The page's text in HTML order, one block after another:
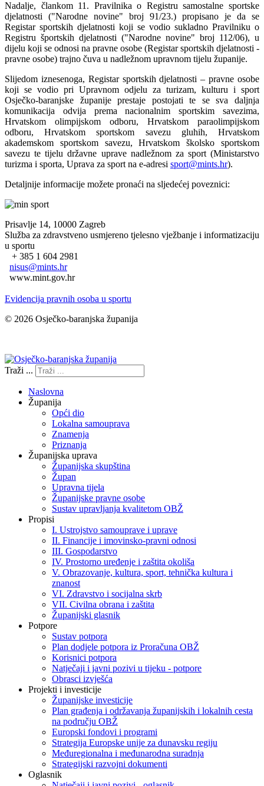
Nadalje, člankom 11. Pravilnika o Registru samostalne sportske
djelatnosti ("Narodne novine" broj 91/23.) propisano je da se
Registar sportskih djelatnosti koji se vodio sukladno Pravilniku o
Registru športskih djelatnosti ("Narodne novine" broj 112/06), u
dijelu koji se odnosi na pravne osobe (Registar sportskih djelatnosti -
pravne osobe) trajno čuva u nadležnom upravnom tijelu županije.
Slijedom iznesenoga, Registar sportskih djelatnosti – pravne osobe
koji se vodio pri Upravnom odjelu za turizam, kulturu i sport
Osječko-baranjske županije prestaje postojati te se sva daljnja
komunikacija odvija prema nacionalnim sportskim savezima,
Hrvatskom olimpijskom odboru, Hrvatskom paraolimpijskom
odboru, Hrvatskom sportskom savezu gluhih, Hrvatskom
akademskom sportskom savezu, Hrvatskom školsko sportskom
savezu te tijelu državne uprave nadležnom za sport (Ministarstvo
turizma i sporta, Uprava za sport na e-adresi sport@mints.hr).
Detaljnije informacije možete pronaći na sljedećej poveznici:
Prisavlje 14, 10000 Zagreb
Služba za zdravstveno usmjereno tjelesno vježbanje i informatizaciju
u sportu
+ 385 1 604 2981
nisus@mints.hr
www.mint.gov.hr
Evidencija pravnih osoba u sportu
© 2026 Osječko-baranjska županija
Traži ...
Naslovna
Županija
Opći dio
Lokalna samouprava
Znamenja
Priznanja
Županijska uprava
Županijska skupština
Župan
Upravna tijela
Županijske pravne osobe
Sustav upravljanja kvalitetom OBŽ
Propisi
I. Ustrojstvo samouprave i uprave
II. Financije i imovinsko-pravni odnosi
III. Gospodarstvo
IV. Prostorno uređenje i zaštita okoliša
V. Obrazovanje, kultura, sport, tehnička kultura i
znanost
VI. Zdravstvo i socijalna skrb
VII. Civilna obrana i zaštita
Županijski glasnik
Potpore
Sustav potpora
Plan dodjele potpora iz Proračuna OBŽ
Korisnici potpora
Natječaji i javni pozivi u tijeku - potpore
Obrasci izvješća
Projekti i investicije
Županijske investicije
Plan građenja i održavanja županijskih i lokalnih cesta
na području OBŽ
Europski fondovi i programi
Strategija Europske unije za dunavsku regiju
Međuregionalna i međunarodna suradnja
Strategijski razvojni dokumenti
Oglasnik